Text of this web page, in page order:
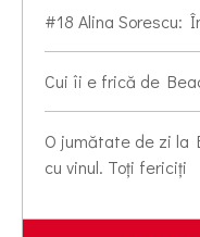
#18 Alina Sorescu:
Cui îi e frică de
O jumătate de zi la
cu vinul. Toți fericiți